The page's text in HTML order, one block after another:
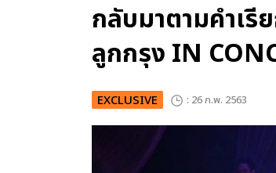
กลับมาตามคำเรี
ลูกกรุง IN
EXCLUSIVE : 26 ก.พ. 2563